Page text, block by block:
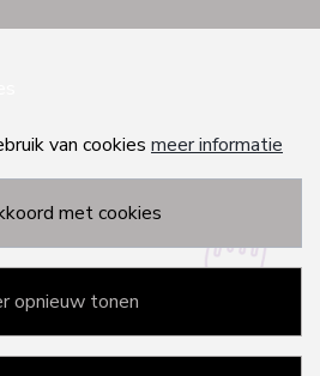
van cookies meer informatie
met cookies
opnieuw tonen